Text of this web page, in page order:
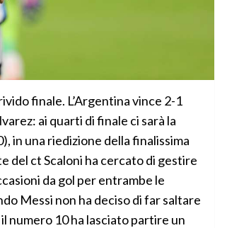
finale. L’Argentina vince 2-1
ai quarti di finale ci sarà la
in una riedizione della finalissima
del ct Scaloni ha cercato di gestire
da gol per entrambe le
Messi non ha deciso di far saltare
numero 10 ha lasciato partire un